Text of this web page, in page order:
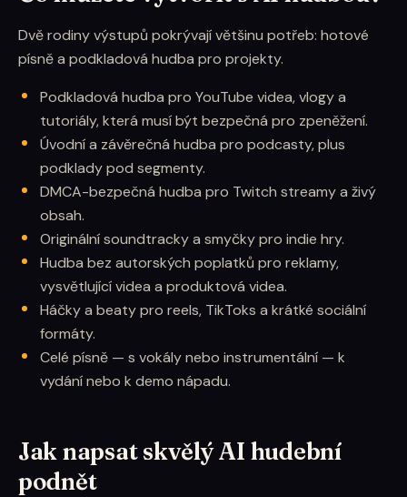
Dvě rodiny výstupů pokrývají většinu potřeb: hotové
písně a podkladová hudba pro projekty.
Podkladová hudba pro YouTube videa, vlogy a
tutoriály, která musí být bezpečná pro zpeněžení.
Úvodní a závěrečná hudba pro podcasty, plus
podklady pod segmenty.
DMCA-bezpečná hudba pro Twitch streamy a živý
obsah.
Originální soundtracky a smyčky pro indie hry.
Hudba bez autorských poplatků pro reklamy,
vysvětlující videa a produktová videa.
Háčky a beaty pro reels, TikToks a krátké sociální
formáty.
Celé písně — s vokály nebo instrumentální — k
vydání nebo k demo nápadu.
Jak napsat skvělý AI hudební
podnět